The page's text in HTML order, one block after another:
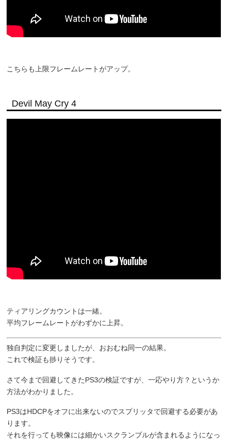
こちらも上限フレームレートがアップ。
Devil May Cry 4
ティアリングカウントは一緒。
平均フレームレートがわずかに上昇。
独自判定に変更しましたが、おおむね同一の結果。
これで検証も捗りそうです。
さて今まで回避してきたPS3の検証ですが、一応やり方？というか
方法がわかりました。
PS3はHDCPをオフに出来ないのでスプリッタで回避する必要があ
ります。
それを行っても映像には細かいスクランブルが含まれるようになっ